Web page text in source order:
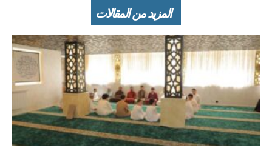
المزيد من المقالات